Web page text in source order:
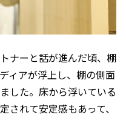
ナーと話が進んだ頃、棚
ィアが浮上し、棚の側面
した。床から浮いている
されて安定感もあって、